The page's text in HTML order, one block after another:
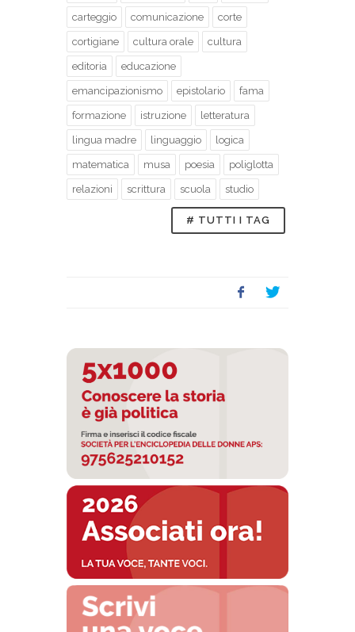
carteggio comunicazione corte
cortigiane cultura orale cultura
editoria educazione
emancipazionismo epistolario fama
formazione istruzione letteratura
lingua madre linguaggio logica
matematica musa poesia poliglotta
relazioni scrittura scuola studio
# TUTTI I TAG